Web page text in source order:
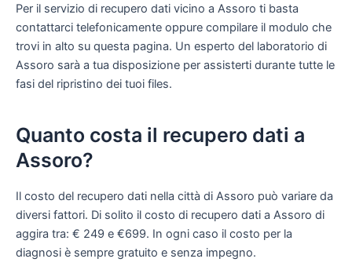
Per il servizio di recupero dati vicino a Assoro ti basta
contattarci telefonicamente oppure compilare il modulo che
trovi in alto su questa pagina. Un esperto del laboratorio di
Assoro sarà a tua disposizione per assisterti durante tutte le
fasi del ripristino dei tuoi files.
Quanto costa il recupero dati a
Assoro?
Il costo del recupero dati nella città di Assoro può variare da
diversi fattori. Di solito il costo di recupero dati a Assoro di
aggira tra: € 249 e €699. In ogni caso il costo per la
diagnosi è sempre gratuito e senza impegno.